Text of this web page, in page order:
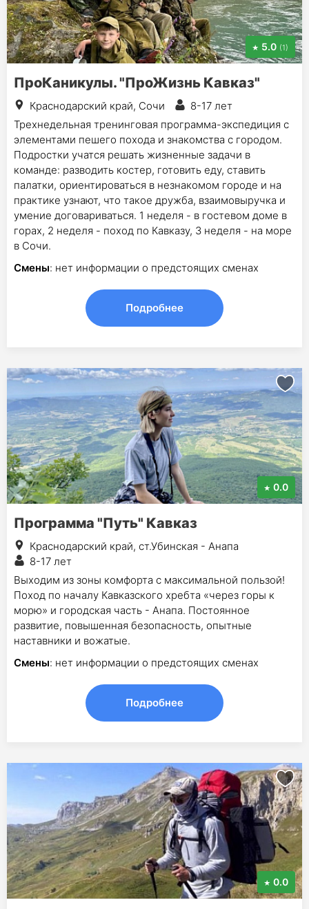
5.0 (1)
ПроКаникулы. "ПроЖизнь Кавказ"
Краснодарский край, Сочи
8-17 лет
Трехнедельная тренинговая программа-экспедиция с
элементами пешего похода и знакомства с городом.
Подростки учатся решать жизненные задачи в
команде: разводить костер, готовить еду, ставить
палатки, ориентироваться в незнакомом городе и на
практике узнают, что такое дружба, взаимовыручка и
умение договариваться. 1 неделя - в гостевом доме в
горах, 2 неделя - поход по Кавказу, 3 неделя - на море
в Сочи.
Смены: нет информации о предстоящих сменах
Подробнее
0.0
Программа "Путь" Кавказ
Краснодарский край, ст.Убинская - Анапа
8-17 лет
Выходим из зоны комфорта с максимальной пользой!
Поход по началу Кавказского хребта «через горы к
морю» и городская часть - Анапа. Постоянное
развитие, повышенная безопасность, опытные
наставники и вожатые.
Смены: нет информации о предстоящих сменах
Подробнее
0.0